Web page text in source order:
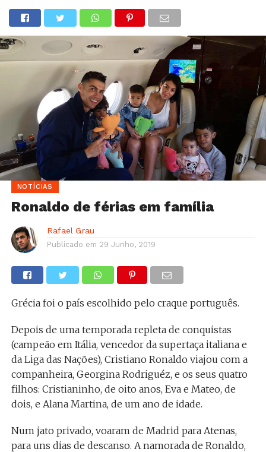
NOTÍCIAS
Ronaldo de férias em família
Rafael Grau
Publicado em 29 Junho, 2019
Grécia foi o país escolhido pelo craque português.
Depois de uma temporada repleta de conquistas
(campeão em Itália, vencedor da supertaça italiana e
da Liga das Nações), Cristiano Ronaldo viajou com a
companheira, Georgina Rodriguéz, e os seus quatro
filhos: Cristianinho, de oito anos, Eva e Mateo, de
dois, e Alana Martina, de um ano de idade.
Num jato privado, voaram de Madrid para Atenas,
para uns dias de descanso. A namorada de Ronaldo,